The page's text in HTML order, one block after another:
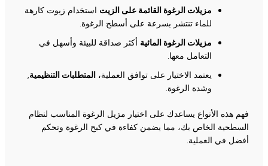
مزيلات الرغوة القائمة على الزيت استخدام زيوت كارهة
للماء تنتشر بسرعة على أسطح الرغوة.
مزيلات الرغوة المائية أكثر صداقة للبيئة وأسهل في
التعامل معها.
يعتمد الاختيار على توافق العملية، المتطلبات التنظيمية
وشدة الرغوة.
فهم هذه الأنواع يساعدك على اختيار مزيل الرغوة المناسب لنظام
السطحية الخاص بك، مما يضمن كفاءة في كبح الرغوة وتحكم
أفضل في العملية.